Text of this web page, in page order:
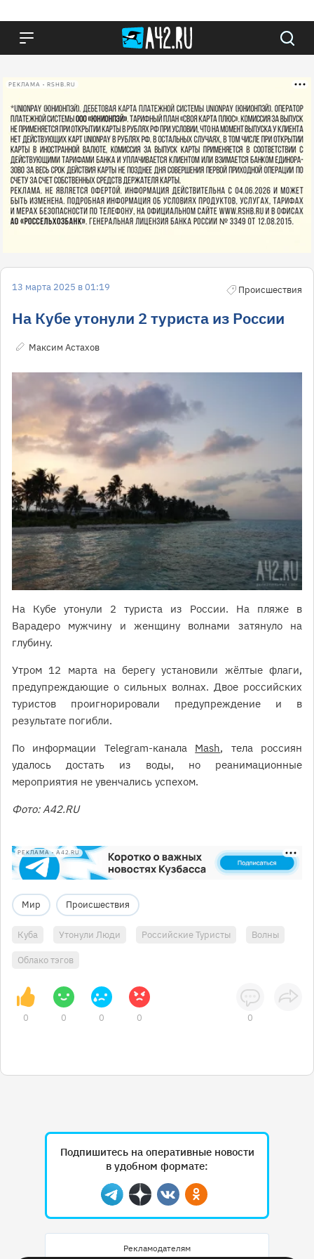
РЕКЛАМА • RSHB.RU
13 марта 2025 в 01:19 Происшествия
На Кубе утонули 2 туриста из России
Максим Астахов
На Кубе утонули 2 туриста из России. На пляже в
Варадеро мужчину и женщину волнами затянуло на
глубину.
Утром 12 марта на берегу установили жёлтые флаги,
предупреждающие о сильных волнах. Двое российских
туристов проигнорировали предупреждение и в
результате погибли.
По информации Telegram-канала Mash, тела россиян
удалось достать из воды, но реанимационные
мероприятия не увенчались успехом.
Фото: A42.RU
РЕКЛАМА • A42.RU
Мир Происшествия
Куба Утонули Люди Российские Туристы Волны
Облако тэгов
0 0 0 0 0
Подпишитесь на оперативные новости
в удобном формате:
Telegram
ДзенВконтактеОдноклассники
Рекламодателям